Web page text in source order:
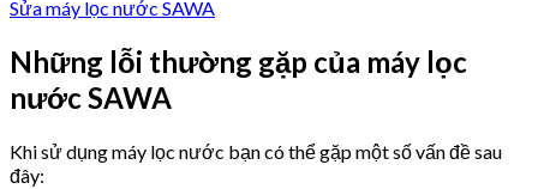
Sửa máy lọc nước SAWA
Những lỗi thường gặp của máy lọc
nước SAWA
Khi sử dụng máy lọc nước bạn có thể gặp một số vấn đề sau
đây: